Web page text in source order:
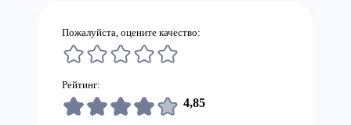
Пожалуйста, оцените качество:
Рейтинг:
4,85